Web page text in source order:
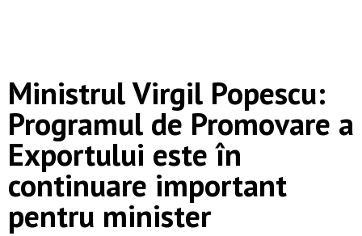
Ministrul Virgil Popescu:
Programul de Promovare a
Exportului este în
continuare important
pentru minister